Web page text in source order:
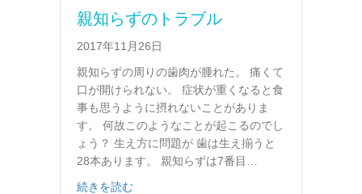
親知らずのトラブル
2017年11月26日
親知らずの周りの歯肉が腫れた。 痛くて
口が開けられない。 症状が重くなると食
事も思うように摂れないことがありま
す。 何故このようなことが起こるのでし
ょう？ 生え方に問題が 歯は生え揃うと
28本あります。 親知らずは7番目…
続きを読むabout 親知らずのトラブル